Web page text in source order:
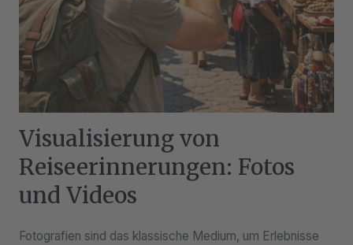
Visualisierung von
Reiseerinnerungen: Fotos
und Videos
Fotografien sind das klassische Medium, um Erlebnisse